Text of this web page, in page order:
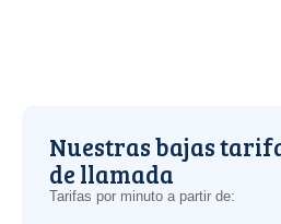
Nuestras bajas
de llamada
Tarifas por minuto a partir de: